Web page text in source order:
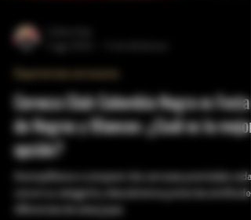
Carlos Ariza
5 ago 2024
3 min de lectura
Experiencias cerveceras
Cerveza Club Colombia Negra vs Festa
de Negros y Blancos: ¿Cuál es la mejor